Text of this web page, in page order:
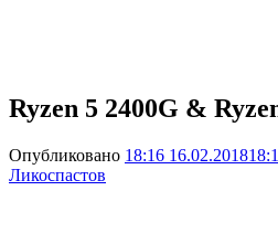
Ryzen 5 2400G &
Опубликовано 18:16 16.02.2018
Ликоспастов